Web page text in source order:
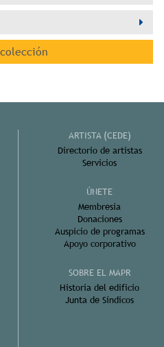
ARTISTA (CEDE)
Directorio de artistas
Servicios
ÚNETE
Membresía
Donaciones
Auspicio de programas
Apoyo corporativo
SOBRE EL MAPR
Historia del edificio
Junta de Síndicos